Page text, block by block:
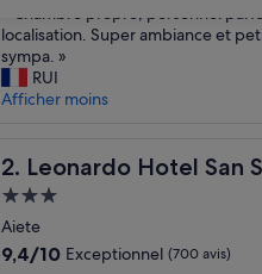
10,
Exceptionnel,
(484 avis)
C
h
a
m
e
p
o
p
« Chambre propre, personnel
localisation. Super ambiance et
sympa. »
RUI
Afficher moins
2. Leonardo Hotel San
Leonardo Hotel San Sebastián
Hébergement
3.0 étoiles
Aiete
9.4
9,4/10 Exceptionnel (700 avis)